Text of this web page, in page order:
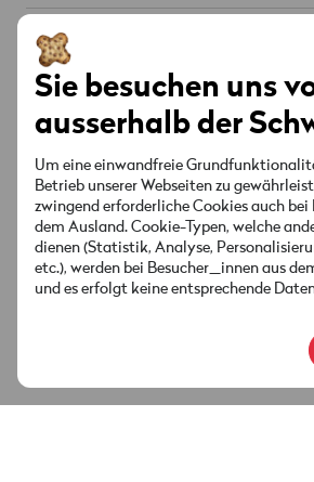
Prepaid
Roaming & Ausland
Internet Abos
TV Abos
Festnetz
Senderliste
Angebote & Aktionen
Hilfe
Mobile & Roaming
Konto & Einstellungen
Sicherheit & Rechnung
Anleitungen & Downloads
Über Wingo
Kontakt
Standorte
MyWingo
Socials
Sie besuchen uns
ausserhalb der
Um eine einwandfreie
Betrieb unserer Webseiten zu
zwingend erforderliche Cookies auch bei
dem Ausland. Cookie-Typen, welche
dienen (Statistik, Analyse,
etc.), werden bei Besucher_innen aus
und es erfolgt keine entsprechende
Chat